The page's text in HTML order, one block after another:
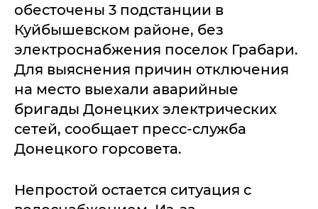
обесточены 3 подстанции в
Куйбышевском районе, без
электроснабжения поселок Грабари.
Для выяснения причин отключения
на место выехали аварийные
бригады Донецких электрических
сетей, сообщает пресс-служба
Донецкого горсовета.
Непростой остается ситуация с